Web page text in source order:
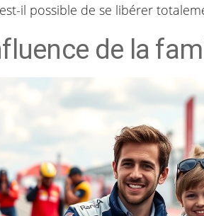
il possible de se libérer
de la